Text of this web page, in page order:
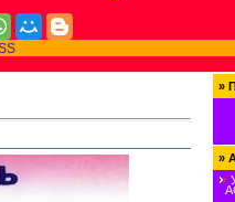
»
»